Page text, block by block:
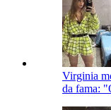
Virginia
da fama: